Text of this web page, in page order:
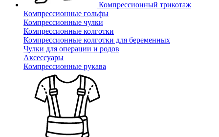
Компрессионный трикотаж
Компрессионные гольфы
Компрессионные чулки
Компрессионные колготки
Компрессионные колготки для беременных
Чулки для операции и родов
Аксессуары
Компрессионные рукава